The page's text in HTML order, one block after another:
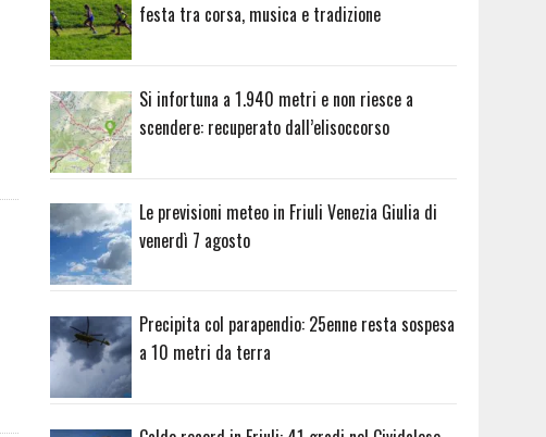
festa tra corsa, musica e tradizione
Si infortuna a 1.940 metri e non riesce a
scendere: recuperato dall’elisoccorso
Le previsioni meteo in Friuli Venezia Giulia di
venerdì 7 agosto
Precipita col parapendio: 25enne resta sospesa
a 10 metri da terra